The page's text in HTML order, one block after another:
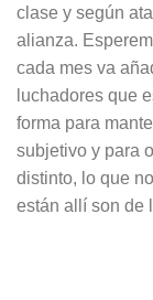
clase y según
alianza.
cada mes va
luchadores que
forma para
subjetivo y para
distinto, lo que
están allí son de